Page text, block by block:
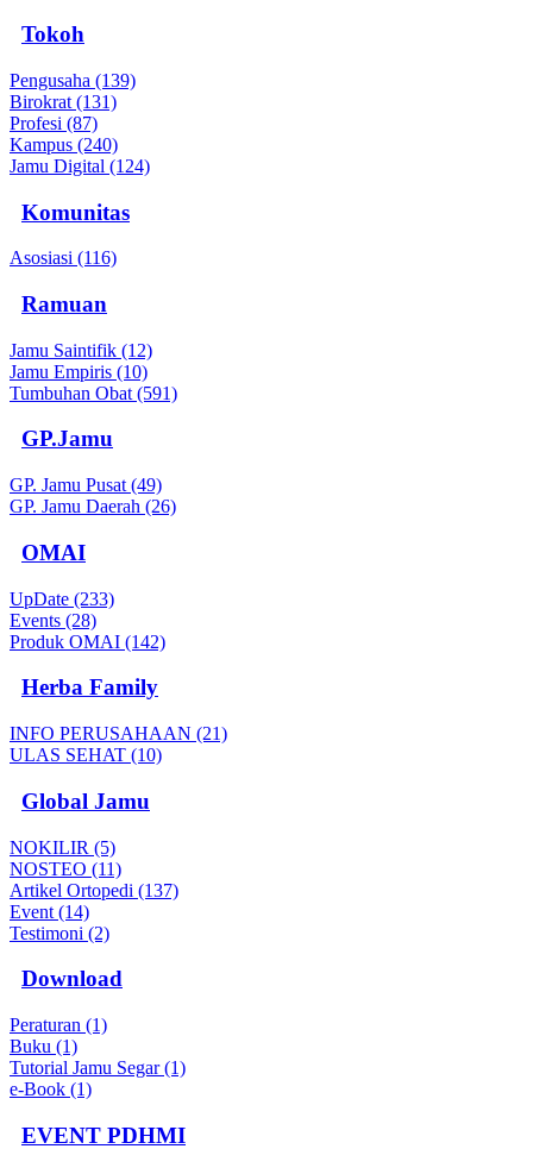
Tokoh
Pengusaha (139)
Birokrat (131)
Profesi (87)
Kampus (240)
Jamu Digital (124)
Komunitas
Asosiasi (116)
Ramuan
Jamu Saintifik (12)
Jamu Empiris (10)
Tumbuhan Obat (591)
GP.Jamu
GP. Jamu Pusat (49)
GP. Jamu Daerah (26)
OMAI
UpDate (233)
Events (28)
Produk OMAI (142)
Herba Family
INFO PERUSAHAAN (21)
ULAS SEHAT (10)
Global Jamu
NOKILIR (5)
NOSTEO (11)
Artikel Ortopedi (137)
Event (14)
Testimoni (2)
Download
Peraturan (1)
Buku (1)
Tutorial Jamu Segar (1)
e-Book (1)
EVENT PDHMI